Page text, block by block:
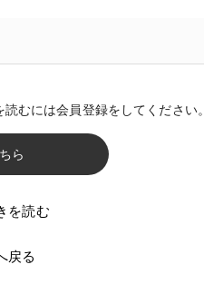
むには会員登録をしてください。
ら
を読む
戻る